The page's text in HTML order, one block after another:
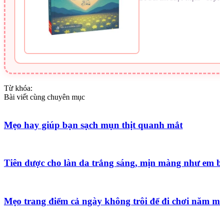
Từ khóa:
Bài viết cùng chuyên mục
Mẹo hay giúp bạn sạch mụn thịt quanh mắt
Tiên dược cho làn da trắng sáng, mịn màng như em
Mẹo trang điểm cả ngày không trôi để đi chơi năm